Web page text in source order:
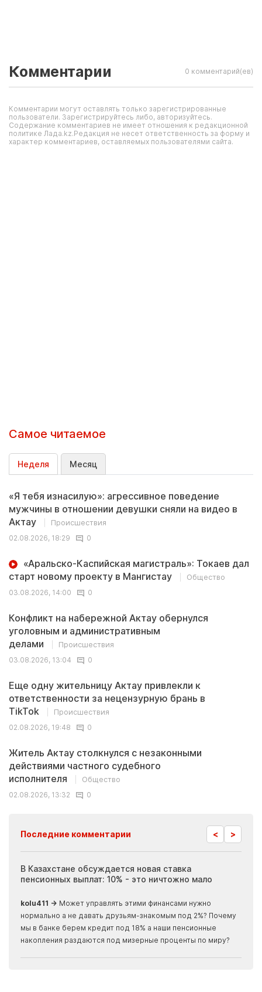
Комментарии 0 комментарий(ев)
Комментарии могут оставлять только зарегистрированные
пользователи. Зарегистрируйтесь либо, авторизуйтесь.
Содержание комментариев не имеет отношения к редакционной
политике Лада.kz.Редакция не несет ответственность за форму и
характер комментариев, оставляемых пользователями сайта.
Самое читаемое
Неделя Месяц
«Я тебя изнасилую»: агрессивное поведение
мужчины в отношении девушки сняли на видео в
Актау
Происшествия
02.08.2026, 18:29
0
«Аральско-Каспийская магистраль»: Токаев дал
старт новому проекту в Мангистау
Общество
03.08.2026, 14:00
0
Конфликт на набережной Актау обернулся
уголовным и административным
делами
Происшествия
03.08.2026, 13:04
0
Еще одну жительницу Актау привлекли к
ответственности за нецензурную брань в
TikTok
Происшествия
02.08.2026, 19:48
0
Житель Актау столкнулся с незаконными
действиями частного судебного
исполнителя
Общество
02.08.2026, 13:32
0
Последние комментарии < >
В Казахстане обсуждается новая ставка
пенсионных выплат: 10% - это ничтожно мало
kolu411 → Может управлять этими финансами нужно
нормально а не давать друзьям-знакомым под 2%? Почему
мы в банке берем кредит под 18% а наши пенсионные
накопления раздаются под мизерные проценты по миру?